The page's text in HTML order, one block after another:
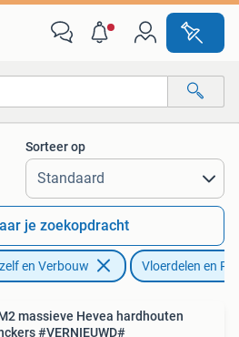
afstanden…
Sorteer op
je zoekopdracht
en Verbouw Vloerdelen en
massieve Hevea hardhouten
#VERNIEUWD#